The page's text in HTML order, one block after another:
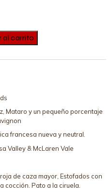
al carrito
Mataro y un pequeño porcentaje
francesa nueva y neutral.
Valley & McLaren Vale
de caza mayor, Estofados con
cocción. Pato a la ciruela.